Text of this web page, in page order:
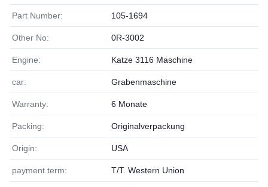
Part Number: 105-1694
Other No: 0R-3002
Engine: Katze 3116 Maschine
car: Grabenmaschine
Warranty: 6 Monate
Packing: Originalverpackung
Origin: USA
payment term: T/T. Western Union